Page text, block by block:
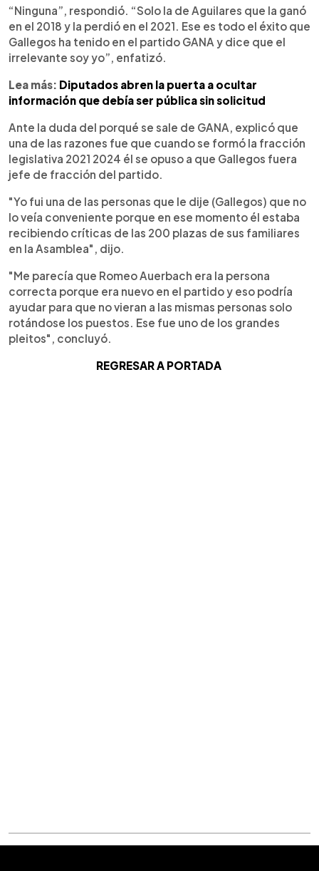
“Ninguna”, respondió. “Solo la de Aguilares que la ganó
en el 2018 y la perdió en el 2021. Ese es todo el éxito que
Gallegos ha tenido en el partido GANA y dice que el
irrelevante soy yo”, enfatizó.
Lea más: Diputados abren la puerta a ocultar
información que debía ser pública sin solicitud
Ante la duda del porqué se sale de GANA, explicó que
una de las razones fue que cuando se formó la fracción
legislativa 2021 2024 él se opuso a que Gallegos fuera
jefe de fracción del partido.
"Yo fui una de las personas que le dije (Gallegos) que no
lo veía conveniente porque en ese momento él estaba
recibiendo críticas de las 200 plazas de sus familiares
en la Asamblea", dijo.
"Me parecía que Romeo Auerbach era la persona
correcta porque era nuevo en el partido y eso podría
ayudar para que no vieran a las mismas personas solo
rotándose los puestos. Ese fue uno de los grandes
pleitos", concluyó.
REGRESAR A PORTADA